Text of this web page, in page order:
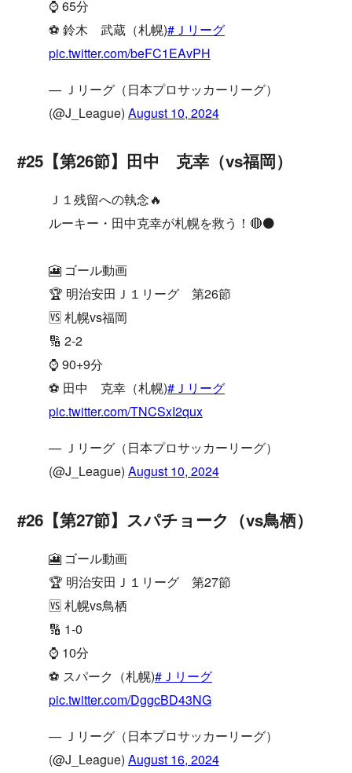
⌚️ 65分
⚽️ 鈴木 武蔵（札幌)#Ｊリーグ
pic.twitter.com/beFC1EAvPH
— Ｊリーグ（日本プロサッカーリーグ）
(@J_League) August 10, 2024
#25【第26節】田中 克幸（vs福岡）
Ｊ１残留への執念🔥
ルーキー・田中克幸が札幌を救う！🔴⚫️
🎦 ゴール動画
🏆 明治安田Ｊ１リーグ 第26節
🆚 札幌vs福岡
🔢 2-2
⌚️ 90+9分
⚽️ 田中 克幸（札幌)#Ｊリーグ
pic.twitter.com/TNCSxI2qux
— Ｊリーグ（日本プロサッカーリーグ）
(@J_League) August 10, 2024
#26【第27節】スパチョーク（vs鳥栖）
🎦 ゴール動画
🏆 明治安田Ｊ１リーグ 第27節
🆚 札幌vs鳥栖
🔢 1-0
⌚️ 10分
⚽️ スパーク（札幌)#Ｊリーグ
pic.twitter.com/DggcBD43NG
— Ｊリーグ（日本プロサッカーリーグ）
(@J_League) August 16, 2024